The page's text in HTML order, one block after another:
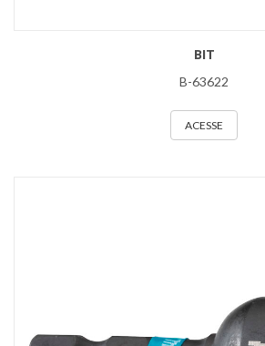
BIT
B-63622
ACESSE